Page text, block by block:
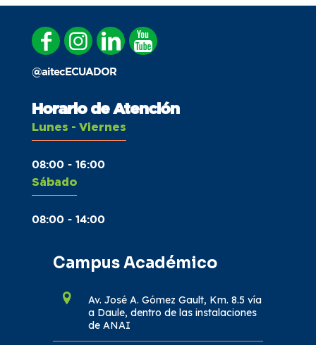
@aitecECUADOR
Horario de Atención
Lunes - Viernes
08:00 - 16:00
Sábado
08:00 - 14:00
Campus Académico
Av. José A. Gómez Gault, Km. 8.5 vía
a Daule, dentro de las instalaciones
de ANAI